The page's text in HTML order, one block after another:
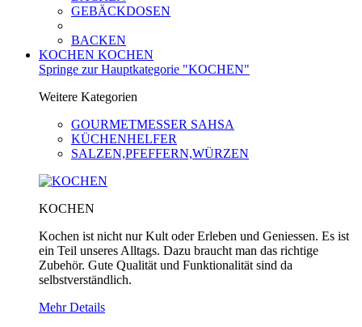
GEBÄCKDOSEN
BACKEN
KOCHEN KOCHEN
Springe zur Hauptkategorie "KOCHEN"
Weitere Kategorien
GOURMETMESSER SAHSA
KÜCHENHELFER
SALZEN,PFEFFERN,WÜRZEN
KOCHEN
Kochen ist nicht nur Kult oder Erleben und Geniessen. Es ist
ein Teil unseres Alltags. Dazu braucht man das richtige
Zubehör. Gute Qualität und Funktionalität sind da
selbstverständlich.
Mehr Details